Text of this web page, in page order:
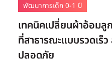
พัฒนาการเด็ก 0-1 ปี
เทคนิคเปลี่ยนผ้าอ้อมลู
ที่สาธารณะแบบรวดเร็ว
ปลอดภัย